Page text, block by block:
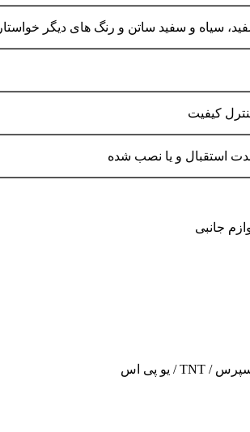
سیاه و سفید ساتن و رنگ های دیگر خواستار
کیفیت
استقبال و یا نصب شده